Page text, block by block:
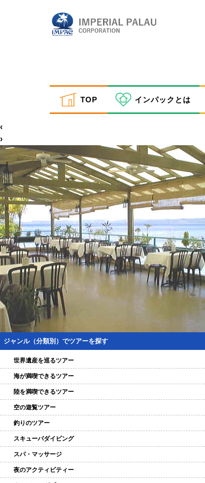
TOP インパックとは
|
2021年2月22日
Return to ホテル・宿泊案内
‹
›
ジャンル（分類別）でツアーを探す
世界遺産を巡るツアー
海が満喫できるツアー
陸を満喫できるツアー
空の遊覧ツアー
釣りのツアー
スキューバダイビング
スパ・マッサージ
夜のアクティビティー